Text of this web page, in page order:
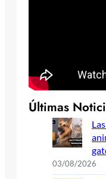
Últimas
03/08/2026